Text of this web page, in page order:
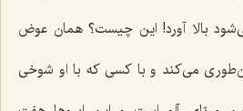
بالا آورد! این چیست؟ همان عوض
مى‌کند و با کسى که با او شوخى